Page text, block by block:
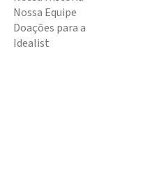
Nossa Equipe
Doações para a
Idealist